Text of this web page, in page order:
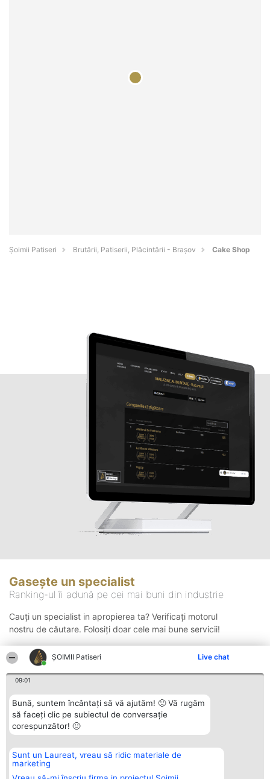
ȘOIMII Patiseri Live chat
09:01
Bună, suntem încântați să vă ajutăm! 🙂 Vă rugăm
să faceți clic pe subiectul de conversație
corespunzător! 🙂
Sunt un Laureat, vreau să ridic materiale de
marketing
Șoimii Patiseri Brutării, Patiserii, Plăcintării - Braşov Cake Shop
Gasește un specialist
Ranking-ul îi adună pe cei mai buni din industrie
Cauți un specialist in apropierea ta? Verificați motorul
nostru de căutare. Folosiți doar cele mai bune servicii!
Organizator Ranking
BRIGHT SOLUTIONS BR SRL
Aleea Timisul De Sus 2 Bl. A30
Plebiscyt
Lista Tuturor
Contact